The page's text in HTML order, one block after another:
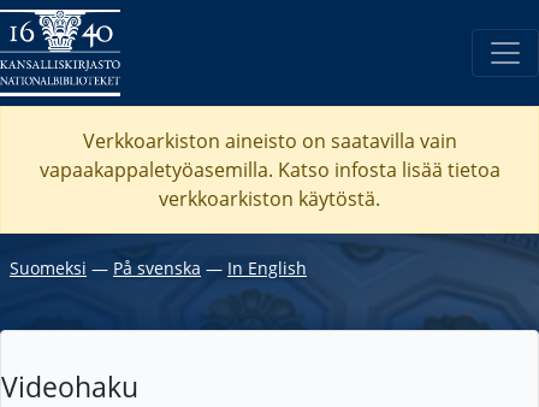
Verkkoarkiston aineisto on saatavilla vain
vapaakappaletyöasemilla. Katso infosta lisää tietoa
verkkoarkiston käytöstä.
Suomeksi ― På svenska ― In English
Videohaku